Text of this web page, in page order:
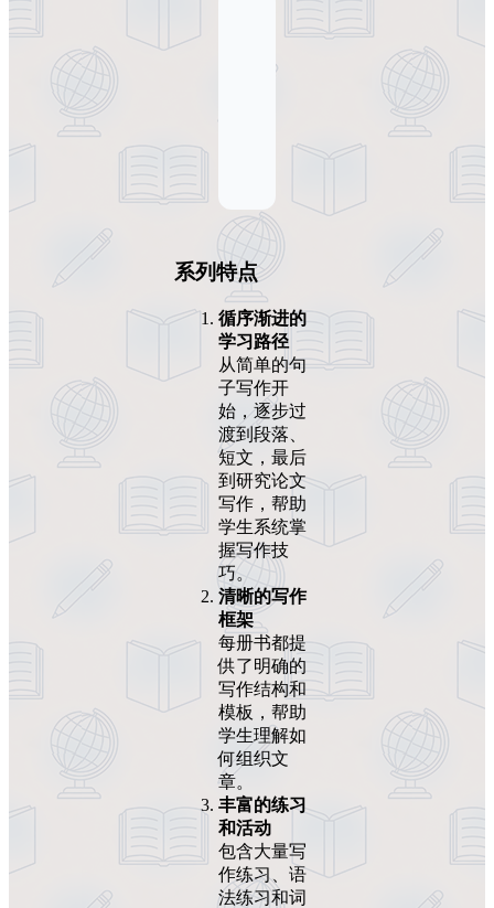
系列特点
循序渐进的
学习路径
从简单的句
子写作开
始，逐步过
渡到段落、
短文，最后
到研究论文
写作，帮助
学生系统掌
握写作技
巧。
清晰的写作
框架
每册书都提
供了明确的
写作结构和
模板，帮助
学生理解如
何组织文
章。
丰富的练习
和活动
包含大量写
作练习、语
法练习和词